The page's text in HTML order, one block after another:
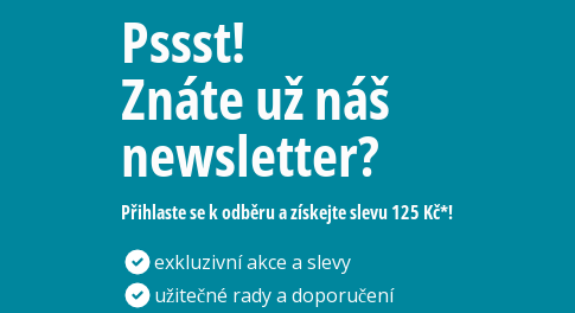
Pssst!
Znáte už náš
newsletter?
Přihlaste se k odběru a získejte slevu 125 Kč*!
exkluzivní akce a slevy
užitečné rady a doporučení